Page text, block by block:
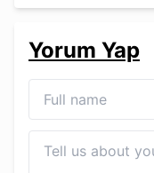
Yorum Yap